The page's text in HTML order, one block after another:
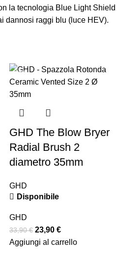
la tecnologia Blue Light Shield
dannosi raggi blu (luce HEV).
-29%
GHD The Blow Bryer
Radial Brush 2
diametro 35mm
GHD
Disponibile
GHD
33,90€ 23,90 €
Aggiungi al carrello